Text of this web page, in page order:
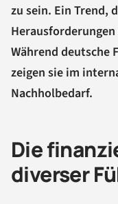
zu sein. Ein Trend,
Während deutsche
zeigen sie im
Nachholbedarf.
Die
diverser